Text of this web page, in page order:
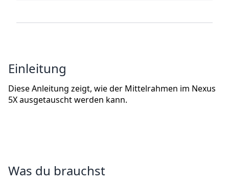
Einleitung
Diese Anleitung zeigt, wie der Mittelrahmen im Nexus
5X ausgetauscht werden kann.
Was du brauchst